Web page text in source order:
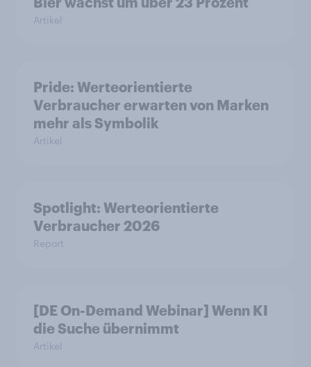
Artikel
Pride: Werteorientierte
Verbraucher erwarten von Marken
mehr als Symbolik
Artikel
Spotlight: Werteorientierte
Verbraucher 2026
Report
[DE On-Demand Webinar] Wenn KI
die Suche übernimmt
Artikel